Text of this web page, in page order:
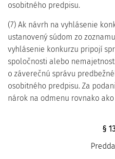
osobitného predpisu.
(7) Ak návrh na vyhlásenie
ustanovený súdom zo
vyhlásenie konkurzu pripojí
spoločnosti alebo
o záverečnú správu
osobitného predpisu. Za
nárok na odmenu rovnako
§